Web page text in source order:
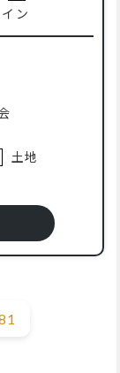
ン
土地